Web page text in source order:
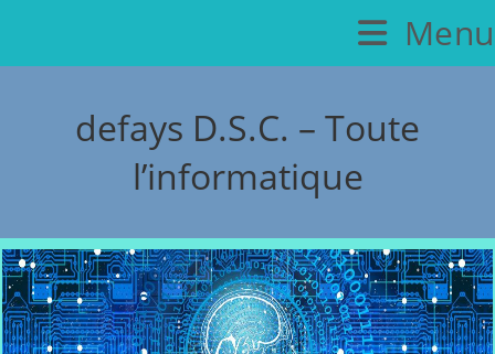
Menu
defays D.S.C. – Toute
l’informatique